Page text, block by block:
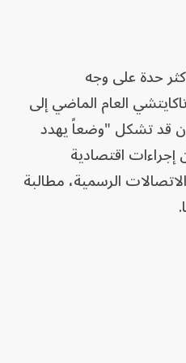
حدة على وجه
العام الماضي إلى
قد تشكل "وضعاً يهدد
اقتصادية
الرسمية، مطالبة